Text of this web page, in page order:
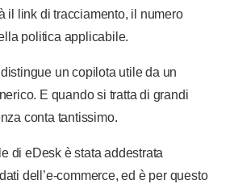
il link di tracciamento, il numero
politica applicabile.
un copilota utile da un
E quando si tratta di grandi
conta tantissimo.
di eDesk è stata addestrata
dell’e-commerce, ed è per questo